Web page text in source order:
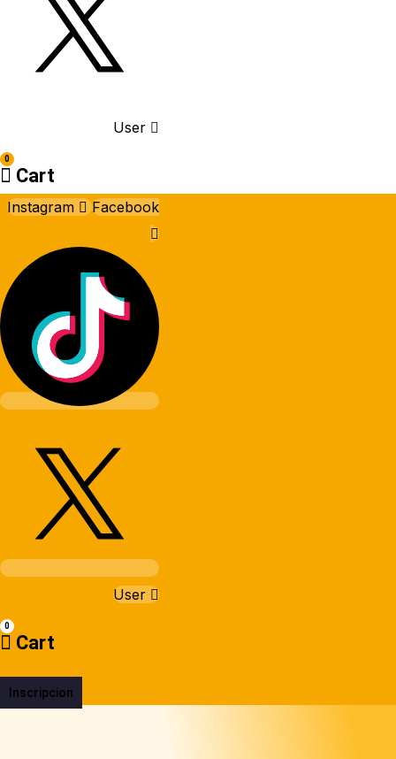
User
0
Cart
Instagram Facebook
User
0
Cart
Inscripcion